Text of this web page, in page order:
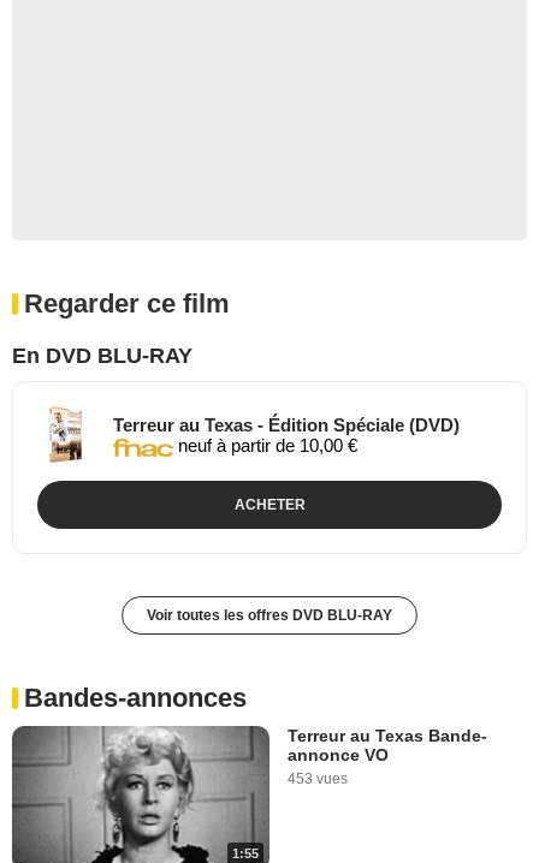
Regarder ce film
En DVD BLU-RAY
Terreur au Texas - Édition Spéciale (DVD)
neuf à partir de 10,00 €
ACHETER
Voir toutes les offres DVD BLU-RAY
Bandes-annonces
1:55
Terreur au Texas Bande-
annonce VO
453 vues